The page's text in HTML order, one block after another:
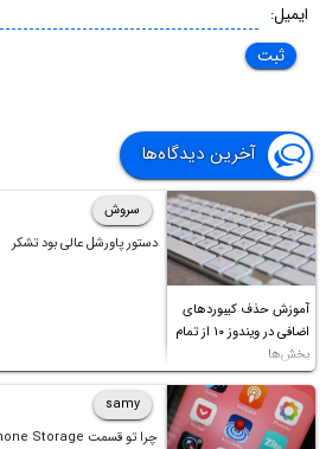
ایمیل:
آخرین دیدگاه‌ها
آموزش حذف کیبوردهای
اضافی در ویندوز ۱۰ از تمام
بخش‌ها
سروش
دستور پاورشل عالی بود تشکر
samy